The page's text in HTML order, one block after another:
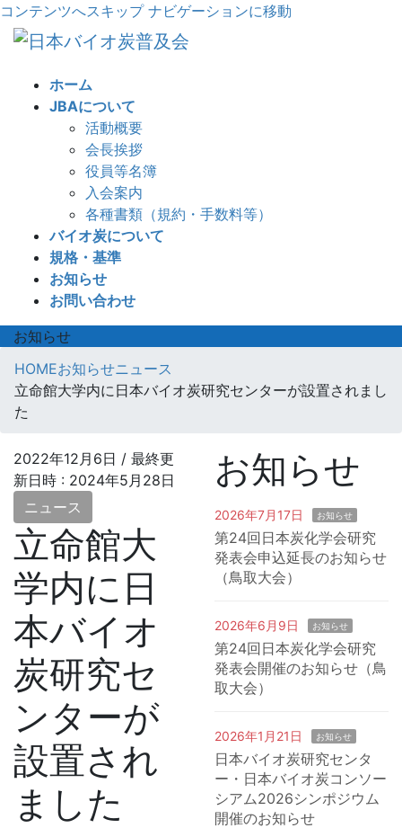
コンテンツへスキップ ナビゲーションに移動
ホーム
JBAについて
活動概要
会長挨拶
役員等名簿
入会案内
各種書類（規約・手数料等）
バイオ炭について
規格・基準
お知らせ
お問い合わせ
お知らせ
HOMEお知らせニュース
立命館大学内に日本バイオ炭研究センターが設置されまし
た
2022年12月6日 / 最終更
新日時 : 2024年5月28日
ニュース
立命館大
学内に日
本バイオ
炭研究セ
ンターが
設置され
ました
お知らせ
2026年7月17日 お知らせ
第24回日本炭化学会研究
発表会申込延長のお知らせ
（鳥取大会）
2026年6月9日 お知らせ
第24回日本炭化学会研究
発表会開催のお知らせ（鳥
取大会）
2026年1月21日 お知らせ
日本バイオ炭研究センタ
ー・日本バイオ炭コンソー
シアム2026シンポジウム
開催のお知らせ